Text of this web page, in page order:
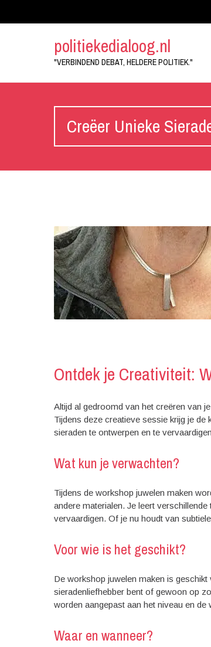
politiekedialoog.nl
"VERBINDEND DEBAT, HELDERE POLITIEK."
Creëer Unieke
Ontdek je Creativiteit:
Altijd al gedroomd van het creëren van
Tijdens deze creatieve sessie krijg je
sieraden te ontwerpen en te
Wat kun je verwachten?
Tijdens de workshop juwelen maken
andere materialen. Je leert
vervaardigen. Of je nu houdt van
Voor wie is het geschikt?
De workshop juwelen maken is
sieradenliefhebber bent of gewoon op
worden aangepast aan het niveau en
Waar en wanneer?